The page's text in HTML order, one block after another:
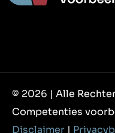
© 2026 | Alle
Competenties
Disclaimer |